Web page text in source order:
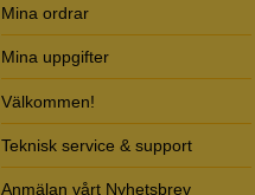
Mina ordrar
Mina uppgifter
Välkommen!
Teknisk service & support
Anmälan vårt Nyhetsbrev